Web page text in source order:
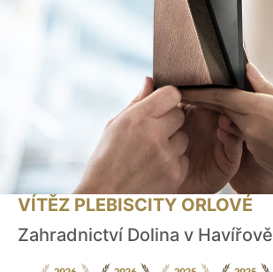
VÍTĚZ PLEBISCITY ORLOVÉ
Zahradnictví Dolina v Havířově